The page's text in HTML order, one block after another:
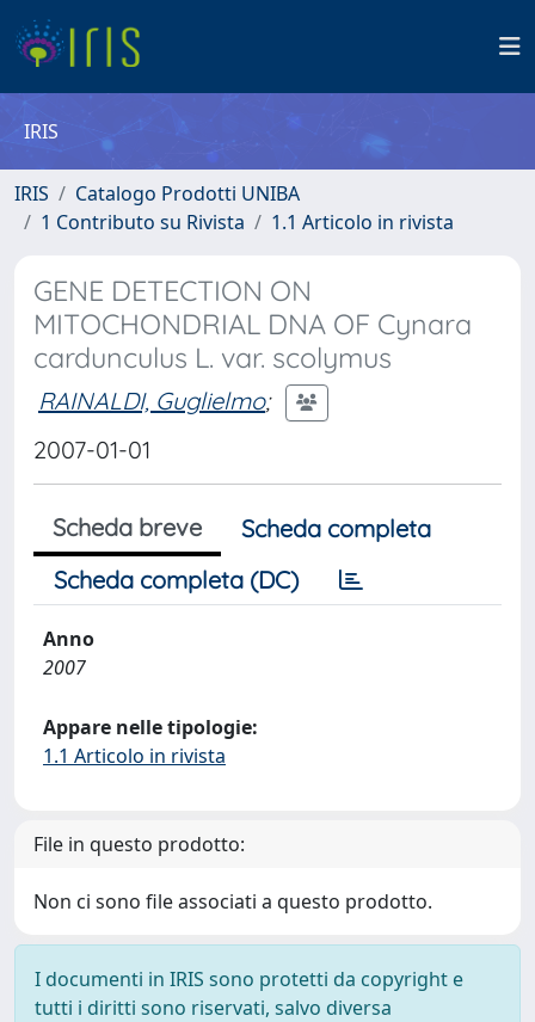
IRIS
IRIS
Catalogo Prodotti UNIBA
1 Contributo su Rivista
1.1 Articolo in rivista
GENE DETECTION ON
MITOCHONDRIAL DNA OF Cynara
cardunculus L. var. scolymus
RAINALDI, Guglielmo;
2007-01-01
Scheda breve
Scheda completa
Scheda completa (DC)
Anno
2007
Appare nelle tipologie:
1.1 Articolo in rivista
File in questo prodotto:
Non ci sono file associati a questo prodotto.
I documenti in IRIS sono protetti da copyright e
tutti i diritti sono riservati, salvo diversa